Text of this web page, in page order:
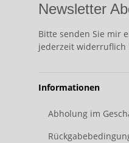
Newsletter
Bitte senden Sie mir
jederzeit widerruflich
Informationen
Abholung im